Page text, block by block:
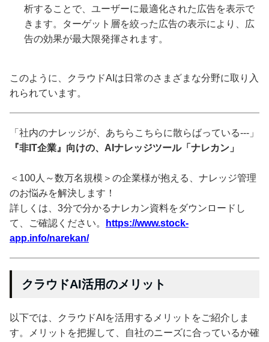
析することで、ユーザーに最適化された広告を表示で
きます。ターゲット層を絞った広告の表示により、広
告の効果が最大限発揮されます。
このように、クラウドAIは日常のさまざまな分野に取り入
れられています。
「社内のナレッジが、あちらこちらに散らばっている---」
『非IT企業』向けの、AIナレッジツール「ナレカン」
＜100人～数万名規模＞の企業様が抱える、ナレッジ管理
のお悩みを解決します！
詳しくは、3分で分かるナレカン資料をダウンロードし
て、ご確認ください。
https://www.stock-
app.info/narekan/
クラウドAI活用のメリット
以下では、クラウドAIを活用するメリットをご紹介しま
す。メリットを把握して、自社のニーズに合っているか確